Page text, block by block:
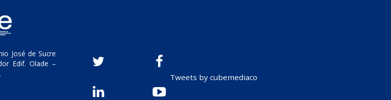
José de Sucre
Edif. Olade –
Tweets by cubemediaco